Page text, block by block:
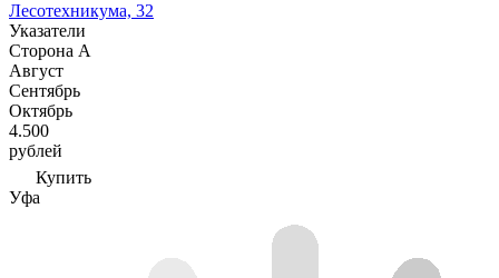
Лесотехникума, 32
Указатели
Сторона А
Август
Сентябрь
Октябрь
4.500
рублей
Купить
Уфа